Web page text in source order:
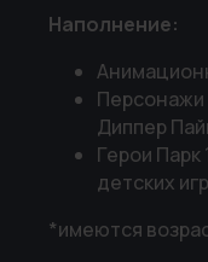
Наполнение:
Диппер
Герои Парк
детских
*имеются